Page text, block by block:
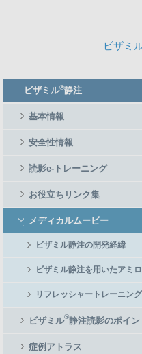
ビザミ
Member
Side
ビザミル®静注
基本情報
安全性情報
読影e-トレーニング
お役立ちリンク集
メディカルムービー
ビザミル静注の開発経緯
ビザミル静注を用いたアミ
リフレッシャートレーニング
ビザミル®静注読影のポイン
症例アトラス